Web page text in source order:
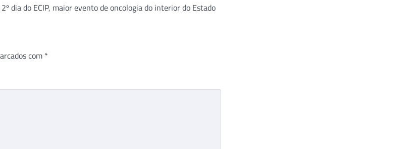
dia do ECIP, maior evento de oncologia do interior do Estado
com *